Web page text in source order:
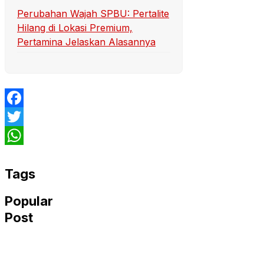
Perubahan Wajah SPBU: Pertalite
Hilang di Lokasi Premium,
Pertamina Jelaskan Alasannya
Facebook
Twitter
Tags
Popular
Post